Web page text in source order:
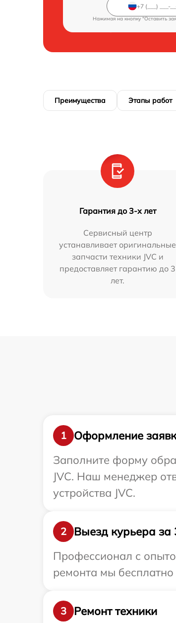
Нажимая на кнопку "Оставить
Преимущества Этапы работ
Гарантия до 3-х лет
Сервисный центр
устанавливает оригинальные
запчасти техники JVC и
предоставляет гарантию до 3
лет.
1
Оформление
Заполните форму
JVC. Наш менеджер
устройства JVC.
2
Выезд курьера за
Профессионал с
ремонта мы бесплатно
3
Ремонт техники